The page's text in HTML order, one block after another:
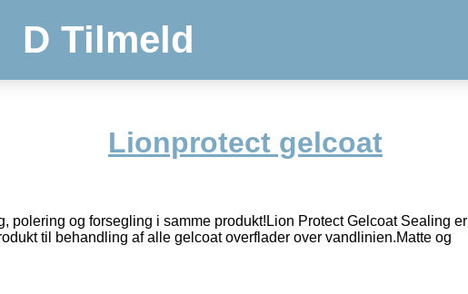
D Tilmeld
Lionprotect gelcoat
polering og forsegling i samme produkt!Lion Protect Gelcoat Sealing er
til behandling af alle gelcoat overflader over vandlinien.Matte og